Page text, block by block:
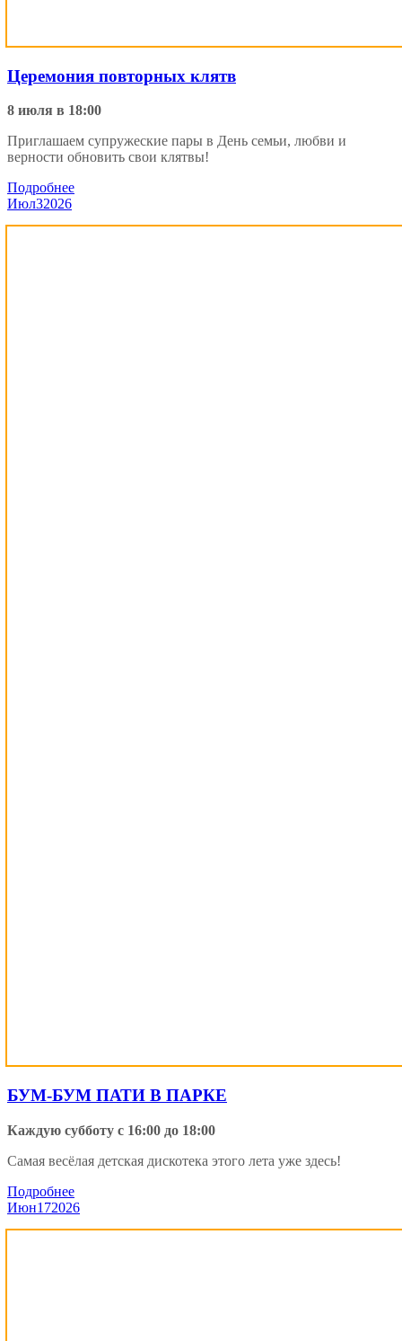
Церемония повторных клятв
8 июля в 18:00
Приглашаем супружеские пары в День семьи, любви и
верности обновить свои клятвы!
Подробнее
Июл32026
БУМ-БУМ ПАТИ В ПАРКЕ
Каждую субботу с 16:00 до 18:00
Самая весёлая детская дискотека этого лета уже здесь!
Подробнее
Июн172026